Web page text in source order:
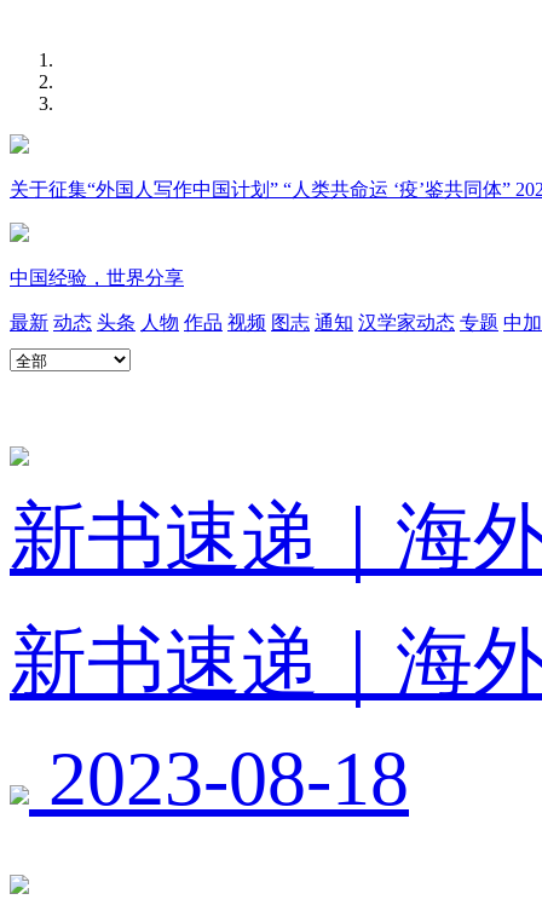
关于征集“外国人写作中国计划” “人类共命运 ‘疫’鉴共同体”
中国经验，世界分享
最新 动态 头条 人物 作品 视频 图志 通知 汉学家动态 专题 中
新书速递｜海
新书速递｜海
2023-08-18